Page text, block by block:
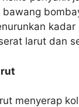
bawang
kadar
larut dan
menyerap